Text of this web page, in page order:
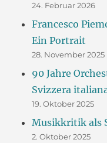
24. Februar 2026
Francesco
Ein Portrait
28. November 2025
90 Jahre
Svizzera
19. Oktober 2025
Musikkritik als
2. Oktober 2025